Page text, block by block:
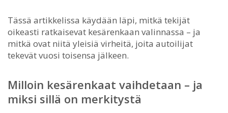
Tässä artikkelissa käydään läpi, mitkä tekijät
oikeasti ratkaisevat kesärenkaan valinnassa – ja
mitkä ovat niitä yleisiä virheitä, joita autoilijat
tekevät vuosi toisensa jälkeen.
Milloin kesärenkaat vaihdetaan – ja
miksi sillä on merkitystä